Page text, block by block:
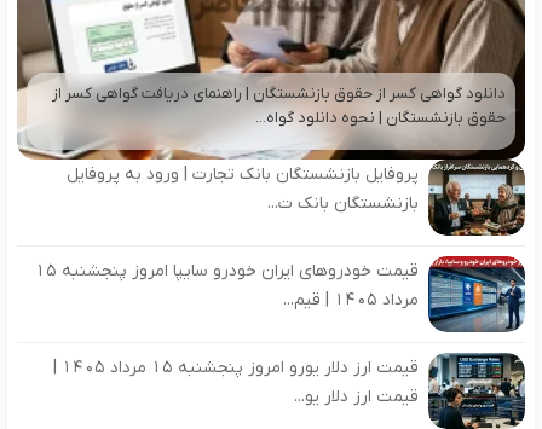
دانلود گواهی کسر از حقوق بازنشستگان | راهنمای دریافت گواهی کسر از
حقوق بازنشستگان | نحوه دانلود گواه...
پروفایل بازنشستگان بانک تجارت | ورود به پروفایل
بازنشستگان بانک ت...
قیمت خودروهای ایران خودرو سایپا امروز پنجشنبه 15
مرداد 1405 | قیم...
قیمت ارز دلار یورو امروز پنجشنبه 15 مرداد 1405 |
قیمت ارز دلار یو...